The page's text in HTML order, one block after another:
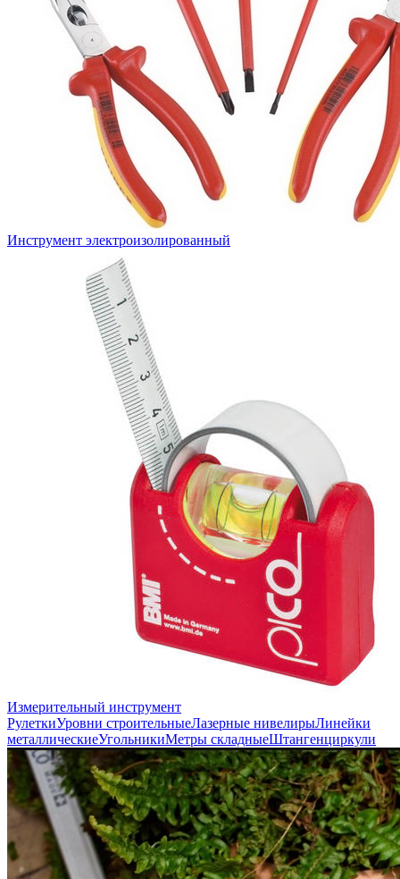
Инструмент электроизолированный
Измерительный инструмент
РулеткиУровни строительныеЛазерные нивелирыЛинейки
металлическиеУгольникиМетры складныеШтангенциркули